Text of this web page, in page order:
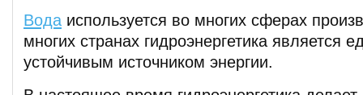
Вода используется во многих сферах
многих странах гидроэнергетика является
устойчивым источником энергии.